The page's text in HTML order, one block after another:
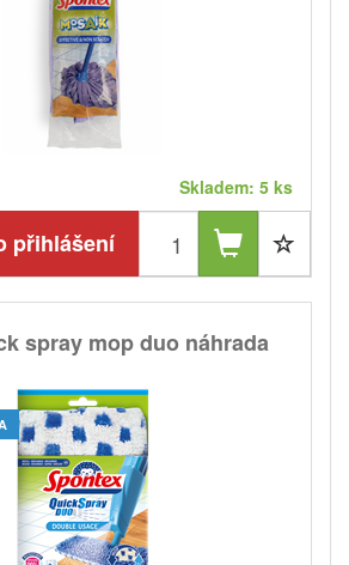
Skladem: 5 ks
přihlášení
spray mop duo náhrada